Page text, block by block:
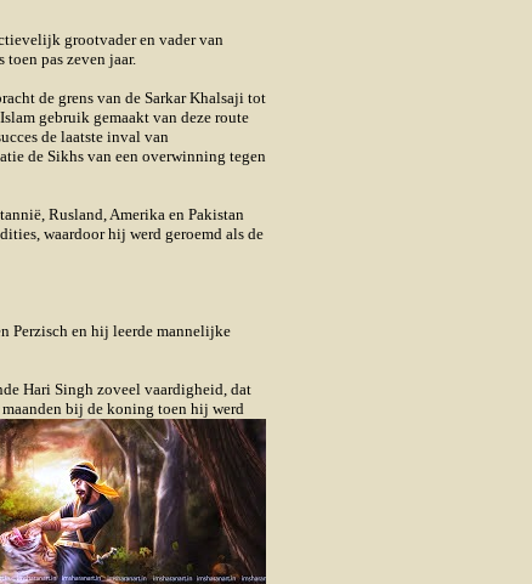
grootvader en vader van
pas zeven jaar.
de grens van de Sarkar Khalsaji tot
gebruik gemaakt van deze route
de laatste inval van
de Sikhs van een overwinning tegen
Rusland, Amerika en Pakistan
waardoor hij werd geroemd als de
Perzisch en hij leerde mannelijke
Hari Singh zoveel vaardigheid, dat
bij de koning toen hij werd